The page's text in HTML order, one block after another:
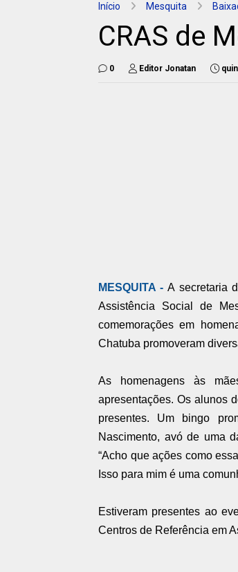
Início Mesquita
CRAS de
0 Editor Jonatan
MESQUITA -A secretaria
Assistência Social de
comemorações em
Chatuba promoveram
As homenagens às
apresentações. Os alunos
presentes. Um bingo
Nascimento, avó de uma
“Acho que ações como
Isso para mim é uma
Estiveram presentes ao
Centros de Referência em